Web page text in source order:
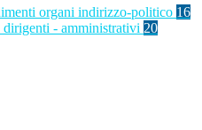
organi indirizzo-politico 16
- amministrativi 20